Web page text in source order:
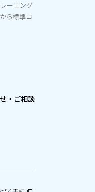
ーニング
ら標準コ
・ご相談